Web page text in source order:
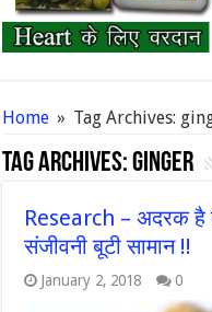
Home » Tag Archives:
Tag Archives:ginger
Research – अदरक है
संजीवनी बूटी सामान !!
January 2, 2018 0